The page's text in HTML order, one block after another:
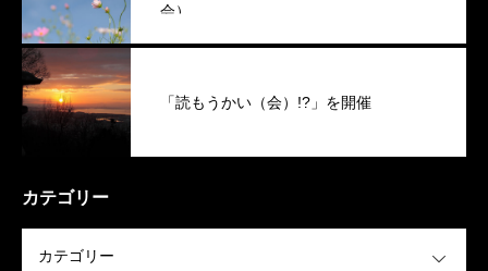
会）
「読もうかい（会）!?」を開催
カテゴリー